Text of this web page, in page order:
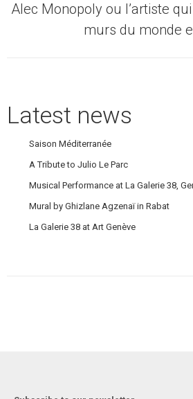
Next
post:
Alec Monopoly ou l’artiste
murs du monde
Latest news
Saison Méditerranée
A Tribute to Julio Le Parc
Musical Performance at La Galerie 38,
Mural by Ghizlane Agzenaï in Rabat
La Galerie 38 at Art Genève